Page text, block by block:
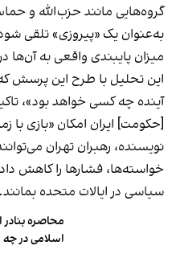
گروه‌هایی مانند حزب‌الله و
به‌عنوان یک «پیروزی» تلقی
میزان پایبندی واقعی به آن‌ها
این تحلیل با طرح این پرسش
آینده چه کسی خواهد بود»،
[حکومت] ایران امکان «بازی با
نویسنده، رهبران تهران
خواسته‌ها، فشارها را کاهش
سیاسی در ایالات متحده بمانند.
محاصره
اسلامی در